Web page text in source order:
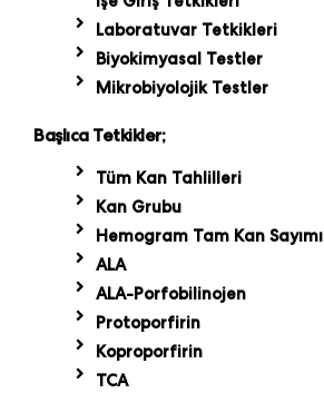
Laboratuvar Tetkikleri
Biyokimyasal Testler
Mikrobiyolojik Testler
Başlıca Tetkikler;
Tüm Kan Tahlilleri
Kan Grubu
Hemogram Tam Kan Sayımı
ALA
ALA-Porfobilinojen
Protoporfirin
Koproporfirin
TCA